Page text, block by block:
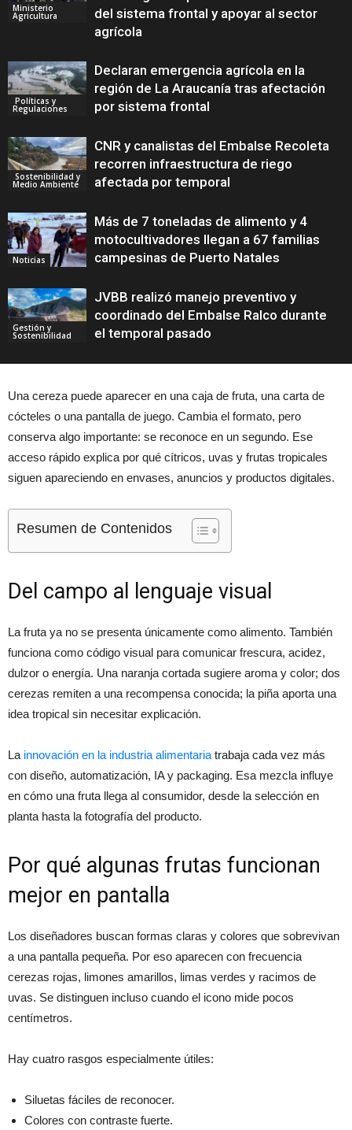
Ministerio
Agricultura
del sistema frontal y apoyar al sector
agrícola
Políticas y
Regulaciones
Declaran emergencia agrícola en la
región de La Araucanía tras afectación
por sistema frontal
Sostenibilidad y
Medio Ambiente
CNR y canalistas del Embalse Recoleta
recorren infraestructura de riego
afectada por temporal
Noticias
Más de 7 toneladas de alimento y 4
motocultivadores llegan a 67 familias
campesinas de Puerto Natales
Gestión y
Sostenibilidad
JVBB realizó manejo preventivo y
coordinado del Embalse Ralco durante
el temporal pasado
Una cereza puede aparecer en una caja de fruta, una carta de
cócteles o una pantalla de juego. Cambia el formato, pero
conserva algo importante: se reconoce en un segundo. Ese
acceso rápido explica por qué cítricos, uvas y frutas tropicales
siguen apareciendo en envases, anuncios y productos digitales.
Resumen de Contenidos
Del campo al lenguaje visual
La fruta ya no se presenta únicamente como alimento. También
funciona como código visual para comunicar frescura, acidez,
dulzor o energía. Una naranja cortada sugiere aroma y color; dos
cerezas remiten a una recompensa conocida; la piña aporta una
idea tropical sin necesitar explicación.
La innovación en la industria alimentaria trabaja cada vez más
con diseño, automatización, IA y packaging. Esa mezcla influye
en cómo una fruta llega al consumidor, desde la selección en
planta hasta la fotografía del producto.
Por qué algunas frutas funcionan
mejor en pantalla
Los diseñadores buscan formas claras y colores que sobrevivan
a una pantalla pequeña. Por eso aparecen con frecuencia
cerezas rojas, limones amarillos, limas verdes y racimos de
uvas. Se distinguen incluso cuando el icono mide pocos
centímetros.
Hay cuatro rasgos especialmente útiles:
Siluetas fáciles de reconocer.
Colores con contraste fuerte.